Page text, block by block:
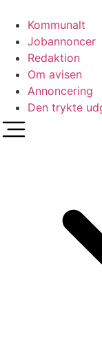
indhold
Kommunalt
Jobannoncer
Redaktion
Om avisen
Annoncering
Den trykte